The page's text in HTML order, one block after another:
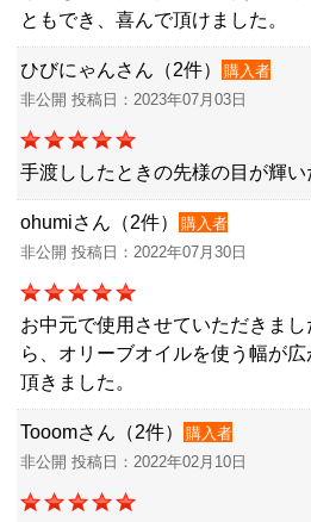
ともでき、喜んで頂けました。
ひびにゃんさん（2件）
購入者
非公開 投稿日：2023年07月03日
手渡ししたときの先様の目が輝い
ohumiさん（2件）
購入者
非公開 投稿日：2022年07月30日
お中元で使用させていただきま
ら、オリーブオイルを使う幅が
頂きました。
Tooomさん（2件）
購入者
非公開 投稿日：2022年02月10日